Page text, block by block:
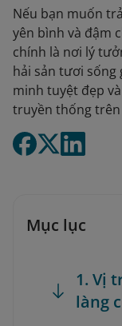
Nếu bạn muốn
yên bình và đậm
chính là nơi lý
hải sản tươi sống
minh tuyệt đẹp
truyền thống trên
Mục lục
1. Vị
làng